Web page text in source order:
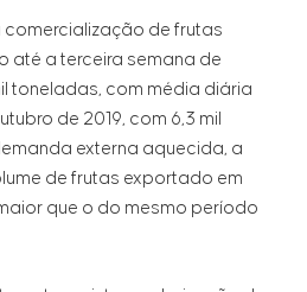
comercialização de frutas
até a terceira semana de
toneladas, com média diária
de 2019, com 6,3 mil
externa aquecida, a
de frutas exportado em
que o do mesmo período